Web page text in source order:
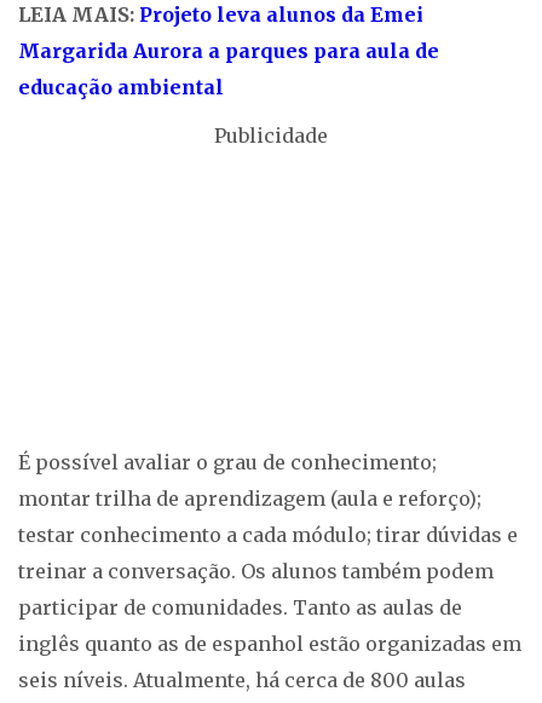
LEIA MAIS: Projeto leva alunos da Emei
Margarida Aurora a parques para aula de
educação ambiental
Publicidade
É possível avaliar o grau de conhecimento;
montar trilha de aprendizagem (aula e reforço);
testar conhecimento a cada módulo; tirar dúvidas e
treinar a conversação. Os alunos também podem
participar de comunidades. Tanto as aulas de
inglês quanto as de espanhol estão organizadas em
seis níveis. Atualmente, há cerca de 800 aulas